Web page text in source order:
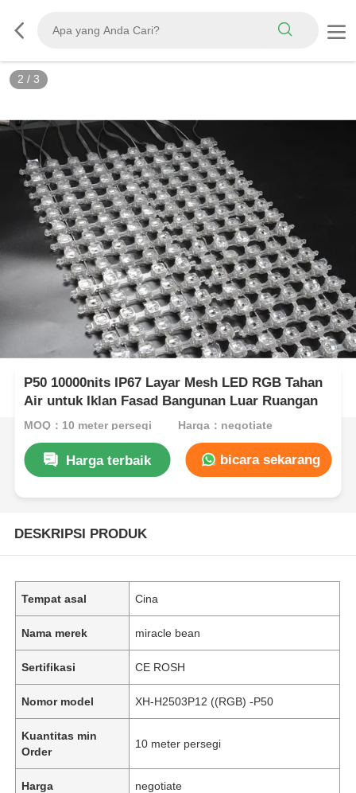
2 / 3
P50 10000nits IP67 Layar Mesh LED RGB Tahan
Air untuk Iklan Fasad Bangunan Luar Ruangan
MOQ：10 meter persegi Harga：negotiate
Harga terbaik bicara sekarang
DESKRIPSI PRODUK
Tempat asal Cina
Nama merek miracle bean
Sertifikasi CE ROSH
Nomor model XH-H2503P12 ((RGB) -P50
Kuantitas min
Order
10 meter persegi
Harga negotiate